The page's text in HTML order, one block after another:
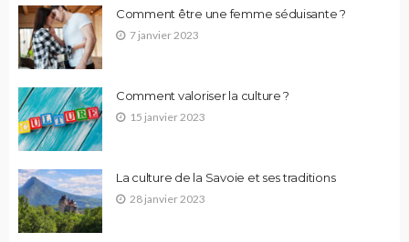
Comment être une femme séduisante ?
7 janvier 2023
Comment valoriser la culture ?
15 janvier 2023
La culture de la Savoie et ses traditions
28 janvier 2023